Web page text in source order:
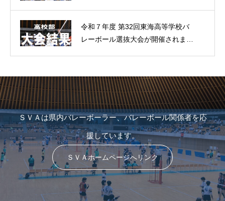
令和７年度 第32回東海高等学校バ
レーボール選抜大会が開催されまし
ＳＶＡは県内バレーボーラー、バレーボール関係者を応
援しています。
ＳＶＡホームページへリンク